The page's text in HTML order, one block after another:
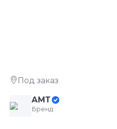
Под заказ
АМТ
Бренд